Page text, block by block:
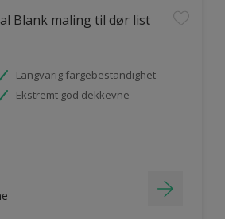
Blank maling til dør list
Langvarig fargebestandighet
Ekstremt god dekkevne